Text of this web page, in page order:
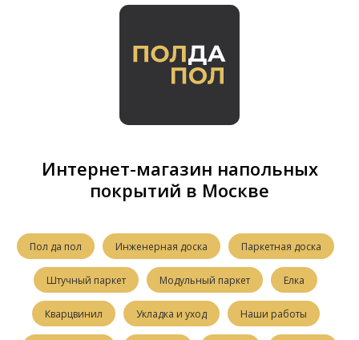
Интернет-магазин напольных
покрытий в Москве
Пол да пол Инженерная доска Паркетная доска
Штучный паркет Модульный паркет Елка
Кварцвинил Укладка и уход Наши работы